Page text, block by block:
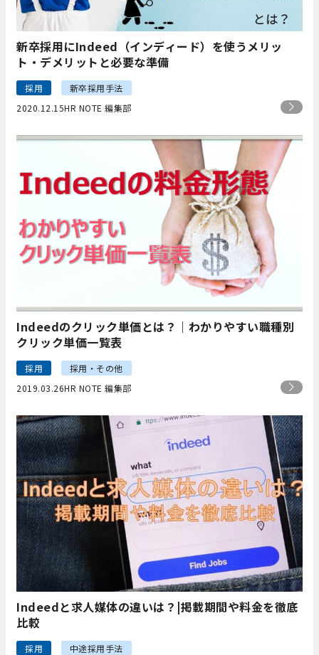
新卒採用にIndeed（インディード）を使うメリッ
ト・デメリットと必要な準備
採用
新卒採用手法
2020.12.15HR NOTE 編集部
Indeedのクリック単価とは？｜わかりやすい職種別
クリック単価一覧表
採用
採用・その他
2019.03.26HR NOTE 編集部
Indeedと求人媒体の違いは？|掲載期間や料金を徹底
比較
採用
中途採用手法